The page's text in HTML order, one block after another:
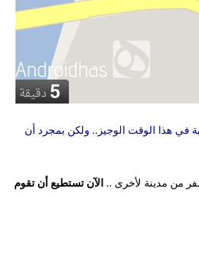
في هذا الوقت الوجيز.. ولكن بمجرد أن
من مدينة لأخرى .. الآن تستطيع أن تقوم